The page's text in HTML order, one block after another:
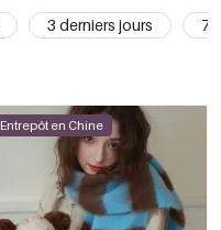
3 derniers jours 7
Entrepôt en Chine